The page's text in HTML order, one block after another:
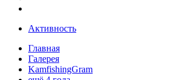
Активность
Главная
Галерея
KamfishingGram